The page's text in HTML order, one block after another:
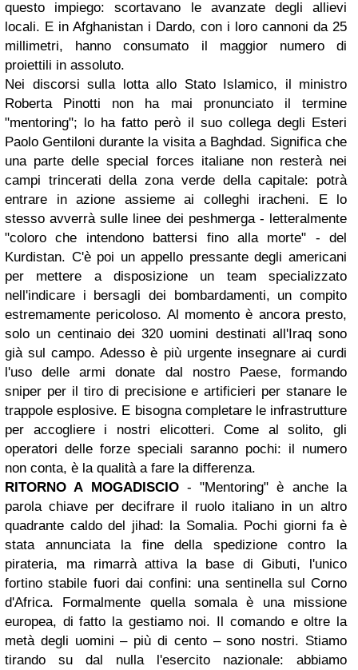
questo impiego: scortavano le avanzate degli allievi
locali. E in Afghanistan i Dardo, con i loro cannoni da 25
millimetri, hanno consumato il maggior numero di
proiettili in assoluto.
Nei discorsi sulla lotta allo Stato Islamico, il ministro
Roberta Pinotti non ha mai pronunciato il termine
"mentoring"; lo ha fatto però il suo collega degli Esteri
Paolo Gentiloni durante la visita a Baghdad. Significa che
una parte delle special forces italiane non resterà nei
campi trincerati della zona verde della capitale: potrà
entrare in azione assieme ai colleghi iracheni. E lo
stesso avverrà sulle linee dei peshmerga - letteralmente
"coloro che intendono battersi fino alla morte" - del
Kurdistan. C'è poi un appello pressante degli americani
per mettere a disposizione un team specializzato
nell'indicare i bersagli dei bombardamenti, un compito
estremamente pericoloso. Al momento è ancora presto,
solo un centinaio dei 320 uomini destinati all'Iraq sono
già sul campo. Adesso è più urgente insegnare ai curdi
l'uso delle armi donate dal nostro Paese, formando
sniper per il tiro di precisione e artificieri per stanare le
trappole esplosive. E bisogna completare le infrastrutture
per accogliere i nostri elicotteri. Come al solito, gli
operatori delle forze speciali saranno pochi: il numero
non conta, è la qualità a fare la differenza.
RITORNO A MOGADISCIO- "Mentoring" è anche la
parola chiave per decifrare il ruolo italiano in un altro
quadrante caldo del jihad: la Somalia. Pochi giorni fa è
stata annunciata la fine della spedizione contro la
pirateria, ma rimarrà attiva la base di Gibuti, l'unico
fortino stabile fuori dai confini: una sentinella sul Corno
d'Africa. Formalmente quella somala è una missione
europea, di fatto la gestiamo noi. Il comando e oltre la
metà degli uomini – più di cento – sono nostri. Stiamo
tirando su dal nulla l'esercito nazionale: abbiamo